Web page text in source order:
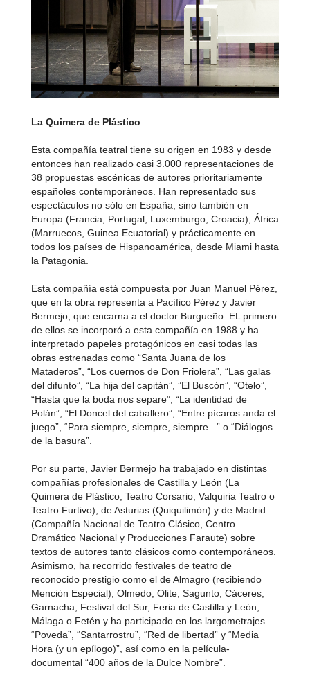
La Quimera de Plástico
Esta compañía teatral tiene su origen en 1983 y desde
entonces han realizado casi 3.000 representaciones de
38 propuestas escénicas de autores prioritariamente
españoles contemporáneos. Han representado sus
espectáculos no sólo en España, sino también en
Europa (Francia, Portugal, Luxemburgo, Croacia); África
(Marruecos, Guinea Ecuatorial) y prácticamente en
todos los países de Hispanoamérica, desde Miami hasta
la Patagonia.
Esta compañía está compuesta por Juan Manuel Pérez,
que en la obra representa a Pacífico Pérez y Javier
Bermejo, que encarna a el doctor Burgueño. EL primero
de ellos se incorporó a esta compañía en 1988 y ha
interpretado papeles protagónicos en casi todas las
obras estrenadas como “Santa Juana de los
Mataderos”, “Los cuernos de Don Friolera”, “Las galas
del difunto”, “La hija del capitán”, ”El Buscón”, “Otelo”,
“Hasta que la boda nos separe”, “La identidad de
Polán”, “El Doncel del caballero”, “Entre pícaros anda el
juego”, “Para siempre, siempre, siempre...” o “Diálogos
de la basura”.
Por su parte, Javier Bermejo ha trabajado en distintas
compañías profesionales de Castilla y León (La
Quimera de Plástico, Teatro Corsario, Valquiria Teatro o
Teatro Furtivo), de Asturias (Quiquilimón) y de Madrid
(Compañía Nacional de Teatro Clásico, Centro
Dramático Nacional y Producciones Faraute) sobre
textos de autores tanto clásicos como contemporáneos.
Asimismo, ha recorrido festivales de teatro de
reconocido prestigio como el de Almagro (recibiendo
Mención Especial), Olmedo, Olite, Sagunto, Cáceres,
Garnacha, Festival del Sur, Feria de Castilla y León,
Málaga o Fetén y ha participado en los largometrajes
“Poveda”, “Santarrostru”, “Red de libertad” y “Media
Hora (y un epílogo)”, así como en la película-
documental “400 años de la Dulce Nombre”.